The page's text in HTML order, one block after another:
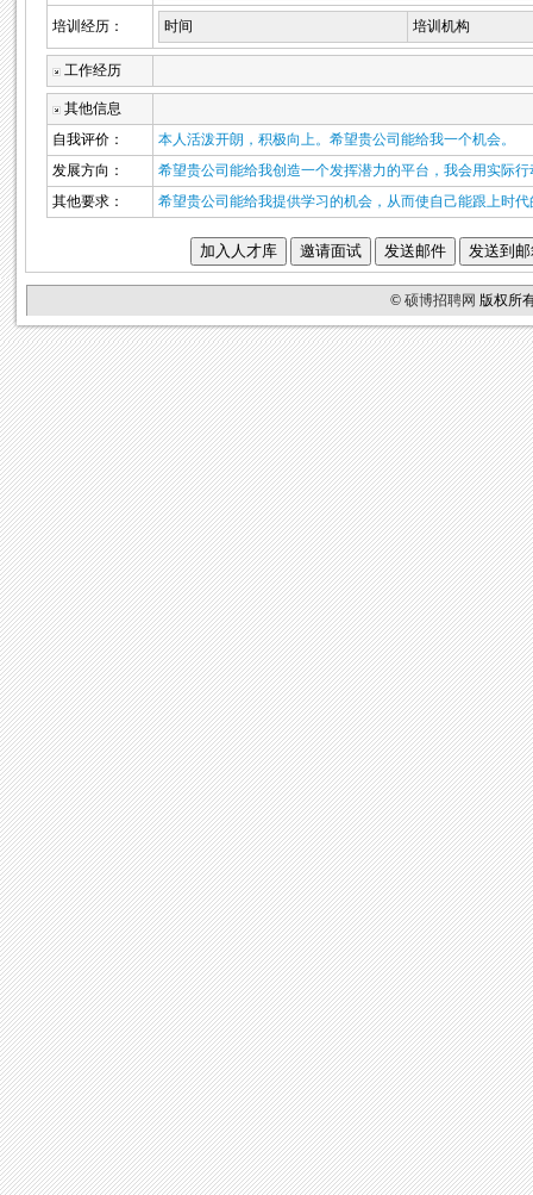
培训经历： 时间 培训机构
工作经历
其他信息
自我评价：
本人活泼开朗，积极向上。希望贵公司能给我一个机会。
发展方向：
希望贵公司能给我创造一个发挥潜力的平台，我会用实际
其他要求：
希望贵公司能给我提供学习的机会，从而使自己能跟上时代
© 硕博招聘网 版权所